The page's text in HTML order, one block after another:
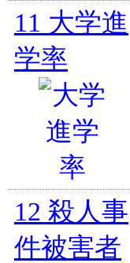
11 大学進
学率
12 殺人事
件被害者